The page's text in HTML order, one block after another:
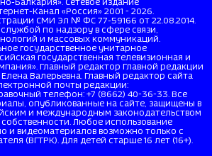
Балкария». Сетевое издание
Канал «Россия» 2001 - 2026.
СМИ Эл № ФС 77-59166 от 22.08.2014.
по надзору в сфере связи,
и массовых коммуникаций.
государственное унитарное
государственная телевизионная и
Главный редактор Главной редакции
Валерьевна. Главный редактор сайта
почты редакции:
телефон: +7 (8662) 40-36-33. Все
опубликованные на сайте, защищены в
и международным законодательством
Любое использование
и видеоматериалов возможно только с
(ВГТРК). Для детей старше 16 лет (16+).